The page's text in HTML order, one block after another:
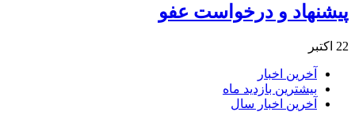
پیشنهاد و درخواست عفو
22 اکتبر
آخرین اخبار
بیشترین بازدید ماه
آخرین اخبار سال